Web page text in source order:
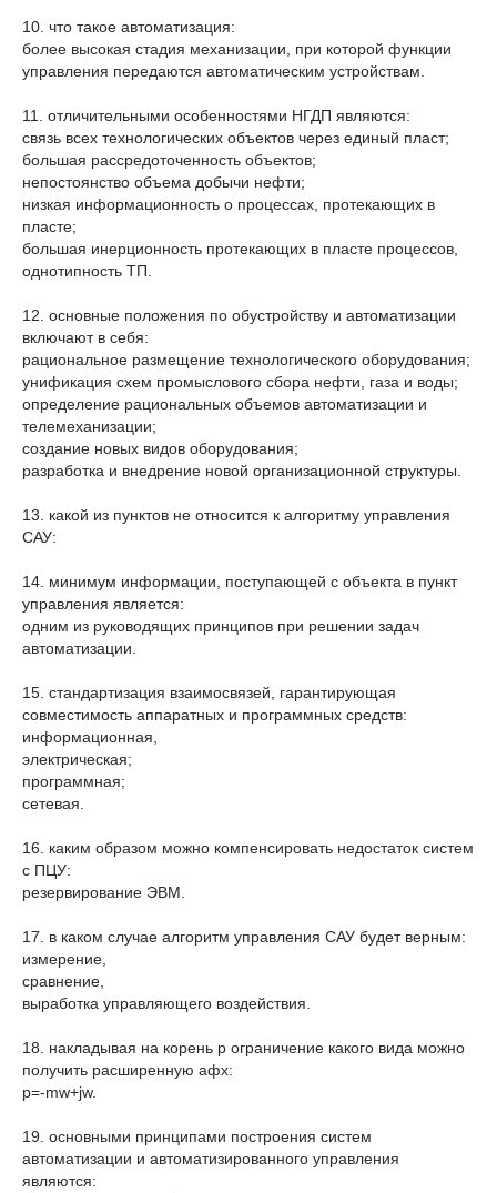
10. что такое автоматизация:
более высокая стадия механизации, при которой функции
управления передаются автоматическим устройствам.
11. отличительными особенностями НГДП являются:
связь всех технологических объектов через единый пласт;
большая рассредоточенность объектов;
непостоянство объема добычи нефти;
низкая информационность о процессах, протекающих в
пласте;
большая инерционность протекающих в пласте процессов,
однотипность ТП.
12. основные положения по обустройству и автоматизации
включают в себя:
рациональное размещение технологического оборудования;
унификация схем промыслового сбора нефти, газа и воды;
определение рациональных объемов автоматизации и
телемеханизации;
создание новых видов оборудования;
разработка и внедрение новой организационной структуры.
13. какой из пунктов не относится к алгоритму управления
САУ:
14. минимум информации, поступающей с объекта в пункт
управления является:
одним из руководящих принципов при решении задач
автоматизации.
15. стандартизация взаимосвязей, гарантирующая
совместимость аппаратных и программных средств:
информационная,
электрическая;
программная;
сетевая.
16. каким образом можно компенсировать недостаток систем
с ПЦУ:
резервирование ЭВМ.
17. в каком случае алгоритм управления САУ будет верным:
измерение,
сравнение,
выработка управляющего воздействия.
18. накладывая на корень р ограничение какого вида можно
получить расширенную афх:
р=-mw+jw.
19. основными принципами построения систем
автоматизации и автоматизированного управления
являются: